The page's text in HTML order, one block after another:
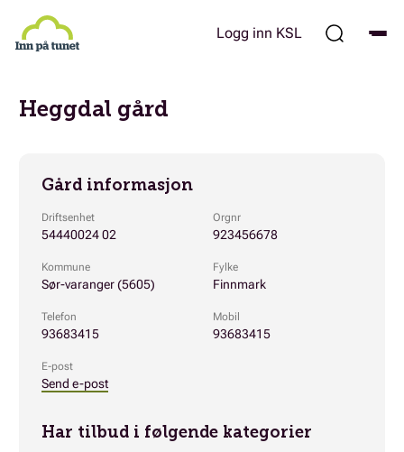
hovedinnhold
Logg inn KSL
Heggdal gård
Gård informasjon
Driftsenhet
54440024 02
Orgnr
923456678
Kommune
Sør-varanger (5605)
Fylke
Finnmark
Telefon
93683415
Mobil
93683415
E-post
Send e-post
Har tilbud i følgende kategorier